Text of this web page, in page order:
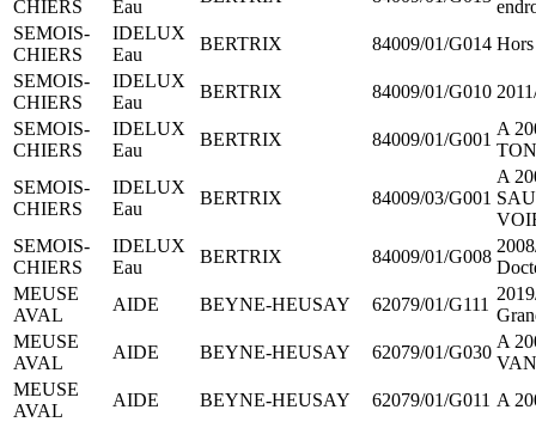
CHIERS
Eau
SEMOIS-
CHIERS
IDELUX
Eau
BERTRIX 84009/01/G014
SEMOIS-
CHIERS
IDELUX
Eau
BERTRIX 84009/01/G010
SEMOIS-
CHIERS
IDELUX
Eau
BERTRIX 84009/01/G001
A
SEMOIS-
CHIERS
IDELUX
Eau
BERTRIX 84009/03/G001
A
SEMOIS-
CHIERS
IDELUX
Eau
BERTRIX 84009/01/G008
MEUSE
AVAL
AIDE BEYNE-HEUSAY 62079/01/G111
MEUSE
AVAL
AIDE BEYNE-HEUSAY 62079/01/G030
A
MEUSE
AVAL
AIDE BEYNE-HEUSAY 62079/01/G011 A